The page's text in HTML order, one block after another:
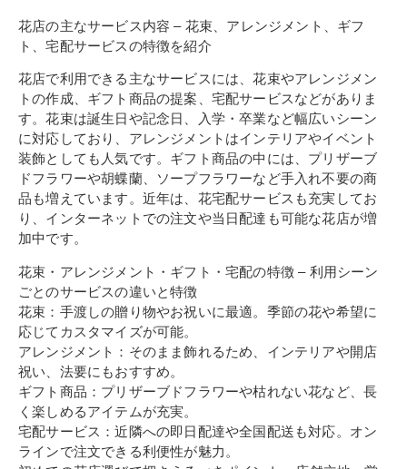
花店の主なサービス内容 – 花束、アレンジメント、ギフ
ト、宅配サービスの特徴を紹介
花店で利用できる主なサービスには、花束やアレンジメン
トの作成、ギフト商品の提案、宅配サービスなどがありま
す。花束は誕生日や記念日、入学・卒業など幅広いシーン
に対応しており、アレンジメントはインテリアやイベント
装飾としても人気です。ギフト商品の中には、プリザーブ
ドフラワーや胡蝶蘭、ソープフラワーなど手入れ不要の商
品も増えています。近年は、花宅配サービスも充実してお
り、インターネットでの注文や当日配達も可能な花店が増
加中です。
花束・アレンジメント・ギフト・宅配の特徴 – 利用シーン
ごとのサービスの違いと特徴
花束：手渡しの贈り物やお祝いに最適。季節の花や希望に
応じてカスタマイズが可能。
アレンジメント：そのまま飾れるため、インテリアや開店
祝い、法要にもおすすめ。
ギフト商品：プリザーブドフラワーや枯れない花など、長
く楽しめるアイテムが充実。
宅配サービス：近隣への即日配達や全国配送も対応。オン
ラインで注文できる利便性が魅力。